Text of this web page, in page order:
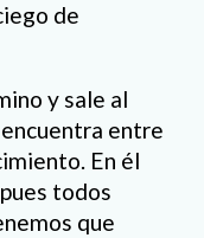
de
y sale al
entre
En él
todos
que